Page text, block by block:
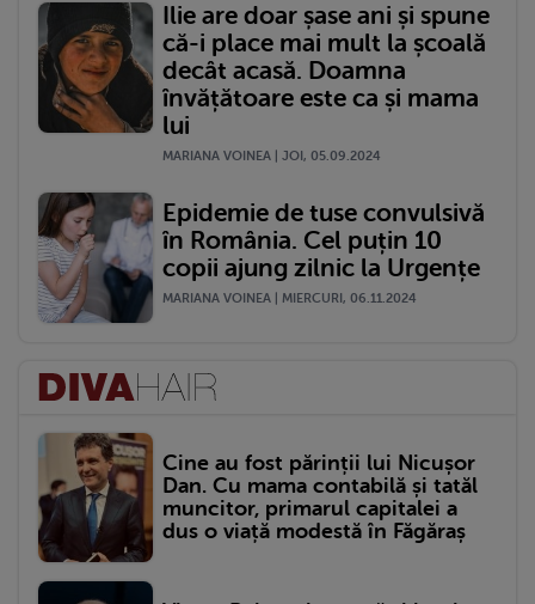
Ilie are doar șase ani și spune
că-i place mai mult la școală
decât acasă. Doamna
învățătoare este ca și mama
lui
MARIANA VOINEA | JOI, 05.09.2024
Epidemie de tuse convulsivă
în România. Cel puțin 10
copii ajung zilnic la Urgențe
MARIANA VOINEA | MIERCURI, 06.11.2024
Cine au fost părinții lui Nicușor
Dan. Cu mama contabilă și tatăl
muncitor, primarul capitalei a
dus o viață modestă în Făgăraș